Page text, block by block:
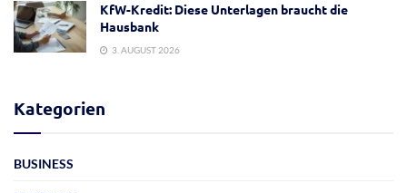
KfW-Kredit: Diese Unterlagen braucht die
Hausbank
3. AUGUST 2026
Kategorien
BUSINESS